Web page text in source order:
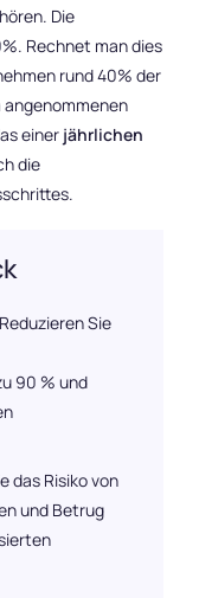
Die
Rechnet man dies
rund 40% der
einer jährlichen
die
Reduzieren Sie
90 % und
das Risiko von
und Betrug